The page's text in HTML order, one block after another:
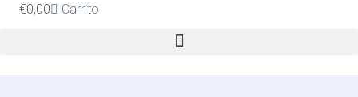
€0,00 Carrito